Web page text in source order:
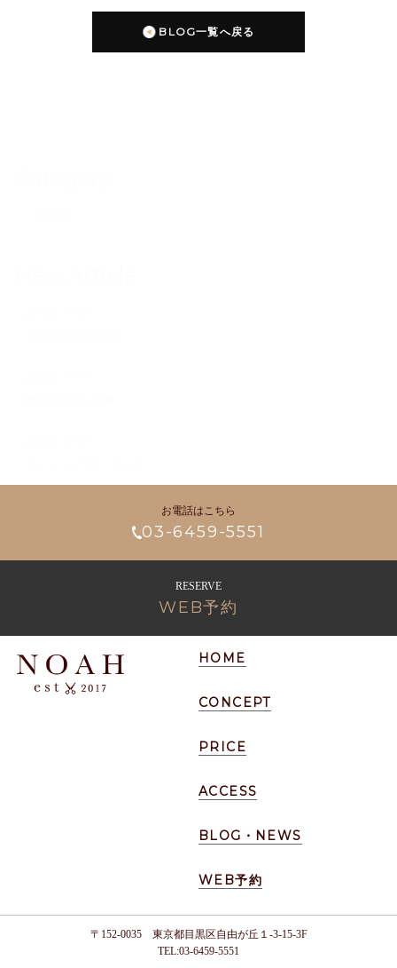
BLOG一覧へ戻る
お電話はこちら
03-6459-5551
RESERVE
WEB予約
HOME
CONCEPT
PRICE
ACCESS
BLOG・NEWS
WEB予約
〒152-0035 東京都目黒区自由が丘１-3-15-3F
TEL:03-6459-5551